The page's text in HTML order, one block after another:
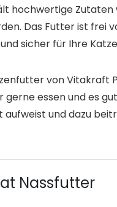
hochwertige
Das Futter ist frei
sicher für Ihre
von Vitakraft
essen und es
und dazu
Nassfutter